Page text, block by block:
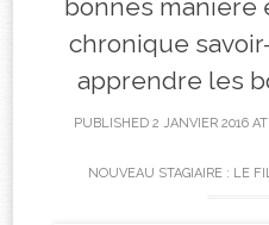
bonnes manière
chronique
apprendre les
PUBLISHED 2 JANVIER 2016AT
NOUVEAU STAGIAIRE : LE